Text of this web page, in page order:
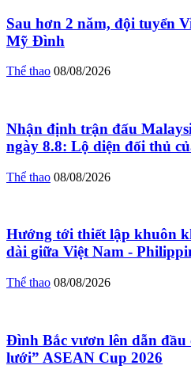
Sau hơn 2 năm, đội tuyển
Mỹ Đình
Thể thao 08/08/2026
Nhận định trận đấu
ngày 8.8: Lộ diện đối thủ
Thể thao 08/08/2026
Hướng tới thiết lập khuôn
dài giữa Việt Nam -
Thể thao 08/08/2026
Đình Bắc vươn lên dẫn đầu
lưới” ASEAN Cup 2026